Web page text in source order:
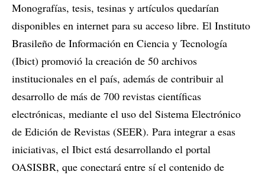
Monografías, tesis, tesinas y artículos quedarían
disponibles en internet para su acceso libre. El Instituto
Brasileño de Información en Ciencia y Tecnología
(Ibict) promovió la creación de 50 archivos
institucionales en el país, además de contribuir al
desarrollo de más de 700 revistas científicas
electrónicas, mediante el uso del Sistema Electrónico
de Edición de Revistas (SEER). Para integrar a esas
iniciativas, el Ibict está desarrollando el portal
OASISBR, que conectará entre sí el contenido de